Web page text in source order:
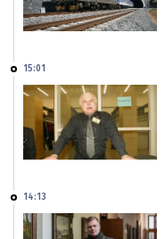
15:01
14:13